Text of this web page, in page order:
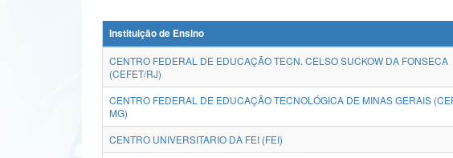
Instituição de Ensino
CENTRO FEDERAL DE EDUCAÇÃO TECN. CELSO SUCKOW DA FONSECA
(CEFET/RJ)
CENTRO FEDERAL DE EDUCAÇÃO TECNOLÓGICA DE MINAS GERAIS
MG)
CENTRO UNIVERSITARIO DA FEI (FEI)